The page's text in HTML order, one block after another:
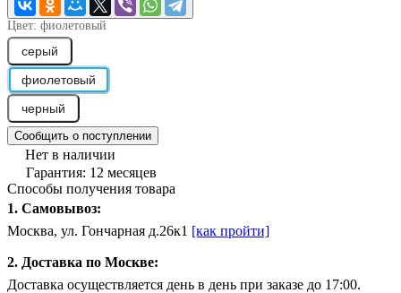
Цвет: фиолетовый
серый
фиолетовый
черный
Сообщить о поступлении
Нет в наличии
Гарантия: 12 месяцев
Способы получения товара
1. Самовывоз:
Москва, ул. Гончарная д.26к1 [как пройти]
2. Доставка по Москве:
Доставка осуществляется день в день при заказе до 17:00.